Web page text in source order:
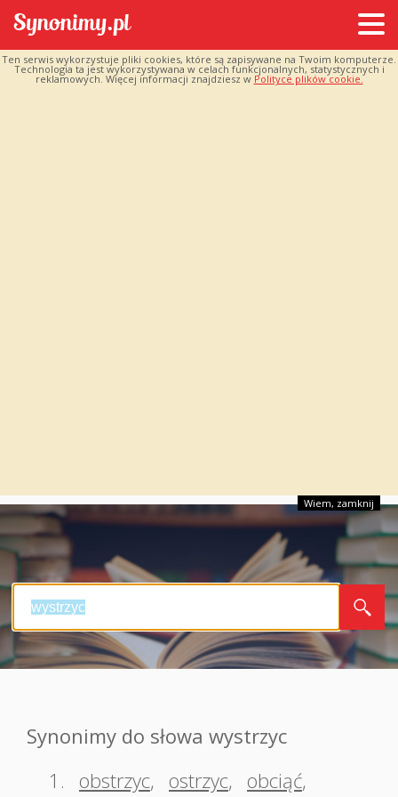
Ten serwis wykorzystuje pliki cookies, które są zapisywane na Twoim komputerze.
Technologia ta jest wykorzystywana w celach funkcjonalnych, statystycznych i
reklamowych. Więcej informacji znajdziesz w Polityce plików cookie.
Wiem, zamknij
Synonimy do słowa wystrzyc
1.
obstrzyc, ostrzyc, obciąć,